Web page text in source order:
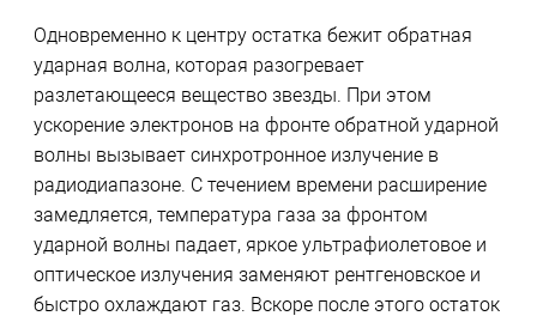
Одновременно к центру остатка бежит обратная
ударная волна, которая разогревает
разлетающееся вещество звезды. При этом
ускорение электронов на фронте обратной ударной
волны вызывает синхротронное излучение в
радиодиапазоне. С течением времени расширение
замедляется, температура газа за фронтом
ударной волны падает, яркое ультрафиолетовое и
оптическое излучения заменяют рентгеновское и
быстро охлаждают газ. Вскоре после этого остаток